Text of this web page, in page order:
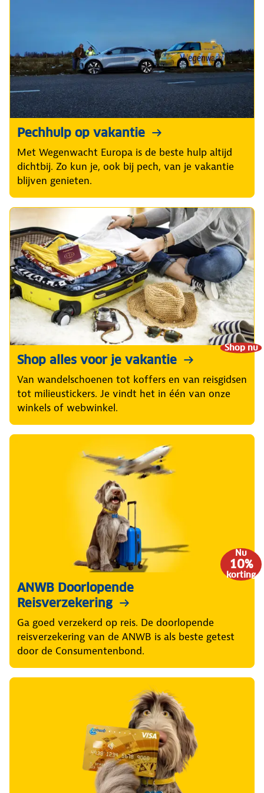
Pechhulp op vakantie
Met Wegenwacht Europa is de beste hulp altijd
dichtbij. Zo kun je, ook bij pech, van je vakantie
blijven genieten.
Shop nu
Shop alles voor je vakantie
Van wandelschoenen tot koffers en van reisgidsen
tot milieustickers. Je vindt het in één van onze
winkels of webwinkel.
Nu
10%
korting
ANWB Doorlopende
Reisverzekering
Ga goed verzekerd op reis. De doorlopende
reisverzekering van de ANWB is als beste getest
door de Consumentenbond.